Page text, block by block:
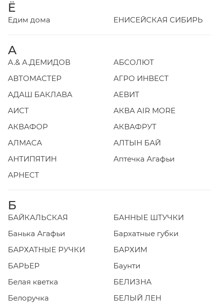
Ё
Едим дома ЕНИСЕЙСКАЯ СИБИРЬ
А
А.& А.ДЕМИДОВ
АБСОЛЮТ
АВТОМАСТЕР
АГРО ИНВЕСТ
АДАШ БАКЛАВА
АЕВИТ
АИСТ
АКВА AIR MORE
АКВАФОР
АКВАФРУТ
АЛМАСА
АЛТЫН БАЙ
АНТИПЯТИН
Аптечка Агафьи
АРНЕСТ
Б
БАЙКАЛЬСКАЯ
БАННЫЕ ШТУЧКИ
Банька Агафьи
Бархатные губки
БАРХАТНЫЕ РУЧКИ
БАРХИМ
БАРЬЕР
Баунти
Белая кветка
БЕЛИЗНА
Белоручка
БЕЛЫЙ ЛЕН